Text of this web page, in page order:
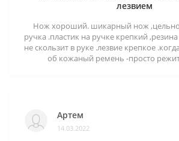
лезвием
Нож хороший. шикарный нож
ручка .пластик на ручке крепкий
не скользит в руке .лезвие крепкое
об кожаный ремень -просто режит
Артем
14.03.2022